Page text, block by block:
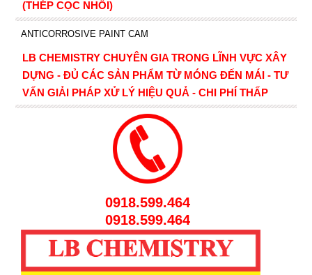
(THÉP CỌC NHỒI)
ANTICORROSIVE PAINT CAM
LB CHEMISTRY CHUYÊN GIA TRONG LĨNH VỰC XÂY
DỰNG - ĐỦ CÁC SẢN PHẨM TỪ MÓNG ĐẾN MÁI - TƯ
VẤN GIẢI PHÁP XỬ LÝ HIỆU QUẢ - CHI PHÍ THẤP
0918.599.464
0918.599.464